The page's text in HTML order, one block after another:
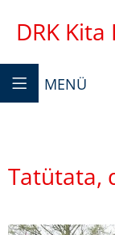
DRK
MENÜ
Tatütata,